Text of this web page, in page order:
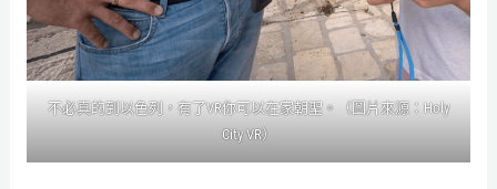
不必真的到以色列，有了VR你可以在家朝聖。（圖片來源：Holy
City VR）